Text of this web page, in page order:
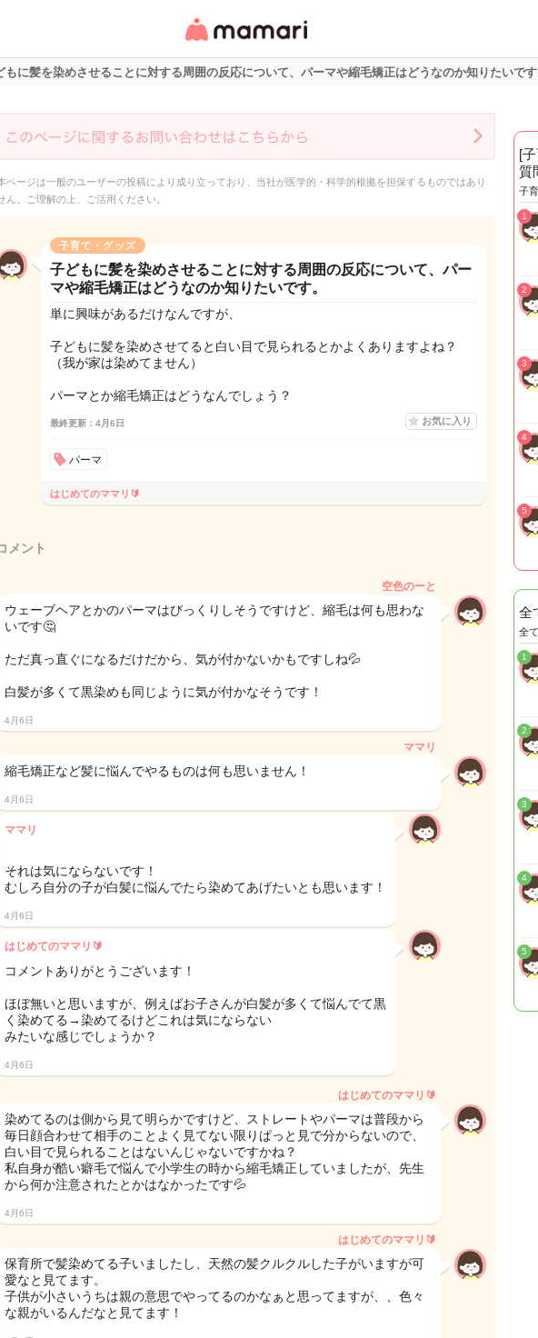
リ・情報サイト
もに髪を染めさせることに対する周囲の反応について、パーマや縮毛矯正はどうなのか知りたいです
ページは一般のユーザーの投稿により成り立っており、当社が医学的・科学的根拠を担保するものではあり
ん。ご理解の上、ご活用ください。
子育て・グッズ
子どもに髪を染めさせることに対する周囲の反応について、パー
マや縮毛矯正はどうなのか知りたいです。
単に興味があるだけなんですが、
子どもに髪を染めさせてると白い目で見られるとかよくありますよね？
（我が家は染めてません）
パーマとか縮毛矯正はどうなんでしょう？
最終更新：4月6日 お気に入り
パーマ
はじめてのママリ🔰
メント
空色のーと
ウェーブヘアとかのパーマはびっくりしそうですけど、縮毛は何も思わな
いです🤔
ただ真っ直ぐになるだけだから、気が付かないかもですしね💦
白髪が多くて黒染めも同じように気が付かなそうです！
4月6日
ママリ
縮毛矯正など髪に悩んでやるものは何も思いません！
4月6日
ママリ
それは気にならないです！
むしろ自分の子が白髪に悩んでたら染めてあげたいとも思います！
4月6日
はじめてのママリ🔰
コメントありがとうございます！
ほぼ無いと思いますが、例えばお子さんが白髪が多くて悩んでて黒
く染めてる→染めてるけどこれは気にならない
みたいな感じでしょうか？
4月6日
はじめてのママリ🔰
染めてるのは側から見て明らかですけど、ストレートやパーマは普段から
毎日顔合わせて相手のことよく見てない限りぱっと見で分からないので、
白い目で見られることはないんじゃないですかね？
私自身が酷い癖毛で悩んで小学生の時から縮毛矯正していましたが、先生
から何か注意されたとかはなかったです💦
4月6日
はじめてのママリ🔰
保育所で髪染めてる子いましたし、天然の髪クルクルした子がいますが可
愛なと見てます。
子供が小さいうちは親の意思でやってるのかなぁと思ってますが、、色々
な親がいるんだなと見てます！
[
質
子
1
2
3
4
5
全
全
1
2
3
4
5